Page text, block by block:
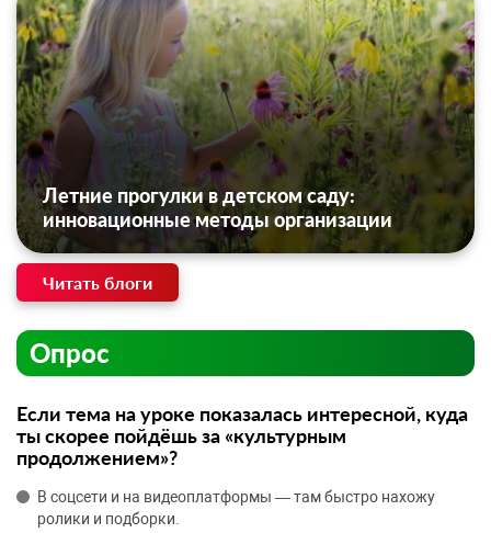
Летние прогулки в детском саду:
инновационные методы организации
Читать блоги
Опрос
Если тема на уроке показалась интересной, куда
ты скорее пойдёшь за «культурным
продолжением»?
В соцсети и на видеоплатформы — там быстро нахожу
ролики и подборки.